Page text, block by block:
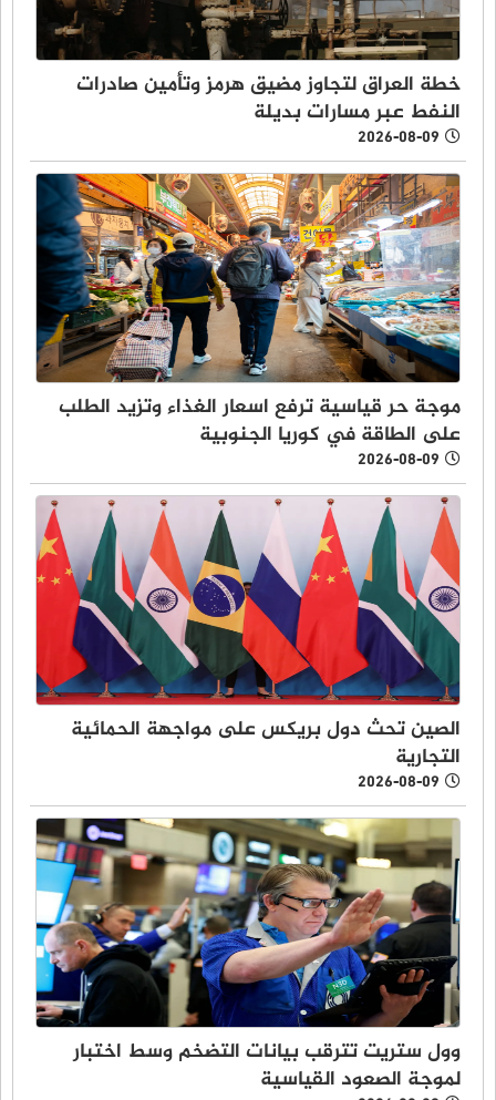
خطة العراق لتجاوز مضيق هرمز وتأمين صادرات
النفط عبر مسارات بديلة
2026-08-09
موجة حر قياسية ترفع اسعار الغذاء وتزيد الطلب
على الطاقة في كوريا الجنوبية
2026-08-09
الصين تحث دول بريكس على مواجهة الحمائية
التجارية
2026-08-09
وول ستريت تترقب بيانات التضخم وسط اختبار
لموجة الصعود القياسية